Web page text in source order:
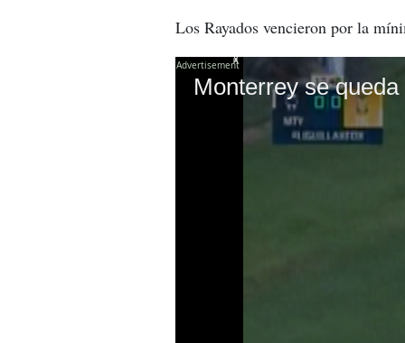
Los Rayados vencieron por la
Monterrey se
X